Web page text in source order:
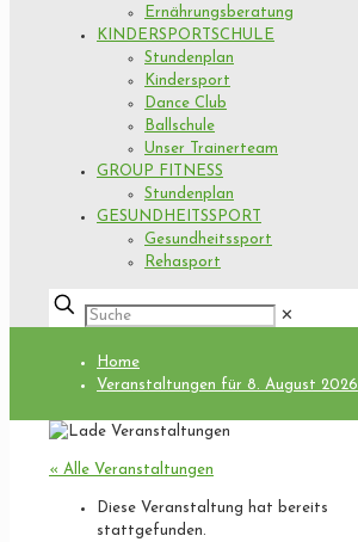
Ernährungsberatung
KINDERSPORTSCHULE
Stundenplan
Kindersport
Dance Club
Ballschule
Unser Trainerteam
GROUP FITNESS
Stundenplan
GESUNDHEITSSPORT
Gesundheitssport
Rehasport
✕
Home
Veranstaltungen für 8. August 2026
« Alle Veranstaltungen
Diese Veranstaltung hat bereits
stattgefunden.